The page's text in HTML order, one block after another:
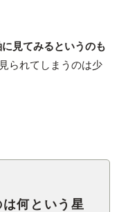
見てみるというのも
られてしまうのは少
何という星